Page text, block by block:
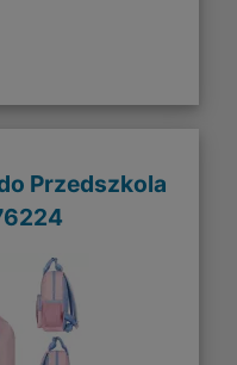
Przedszkola